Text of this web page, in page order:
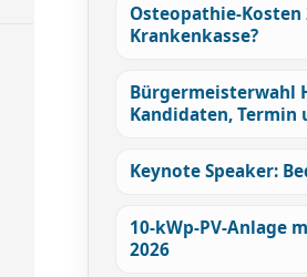
Osteopathie-Kosten
Krankenkasse?
Bürgermeisterwahl
Kandidaten, Termin
Keynote Speaker:
10-kWp-PV-Anlage
2026